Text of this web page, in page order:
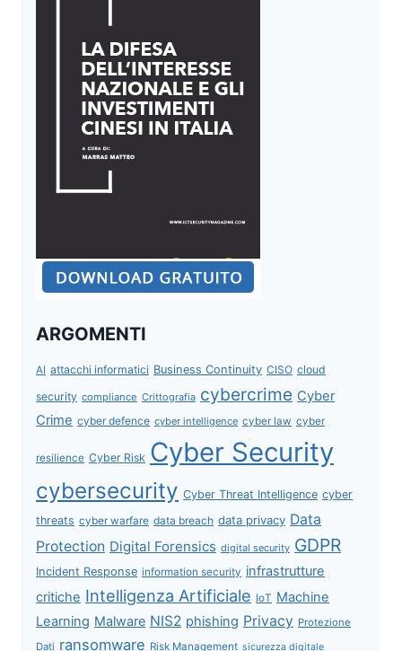
ARGOMENTI
AI attacchi informatici Business Continuity CISO cloud
security compliance Crittografia cybercrime Cyber
Crime cyber defence cyber intelligence cyber law cyber
resilience Cyber Risk Cyber Security
cybersecurity Cyber Threat Intelligence cyber
threats cyber warfare data breach data privacy Data
Protection Digital Forensics digital security GDPR
Incident Response information security infrastrutture
critiche Intelligenza Artificiale IoT Machine
Learning Malware NIS2 phishing Privacy Protezione
Dati ransomware Risk Management sicurezza digitale